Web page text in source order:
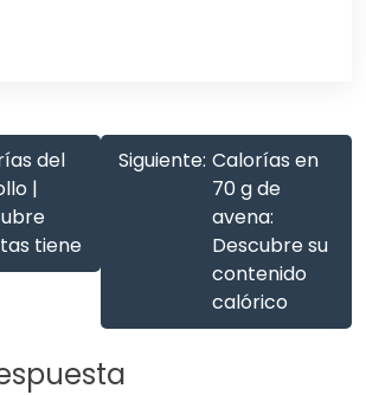
del
|
tiene
Siguiente: Calorías en
70 g de
avena:
Descubre su
contenido
calórico